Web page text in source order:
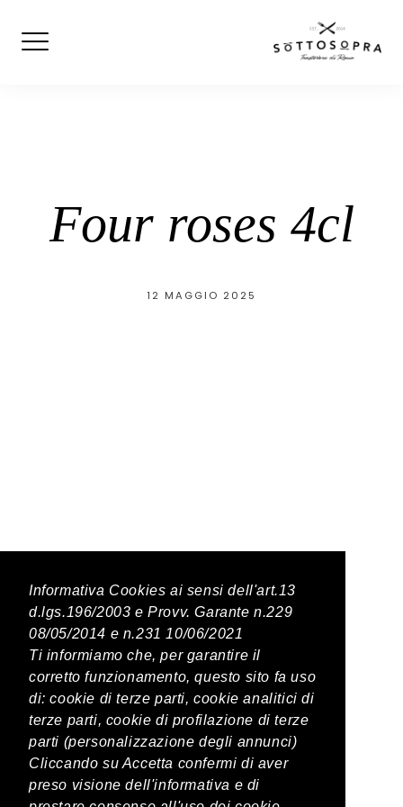
Informativa Cookies ai sensi dell'art.13
d.lgs.196/2003 e Provv. Garante n.229
08/05/2014 e n.231 10/06/2021
Ti informiamo che, per garantire il
corretto funzionamento, questo sito fa uso
di: cookie di terze parti, cookie analitici di
terze parti, cookie di profilazione di terze
parti (personalizzazione degli annunci)
Cliccando su Accetta confermi di aver
preso visione dell'informativa e di
Four roses 4cl
12 MAGGIO 2025
PREVIOUS POST
Nikka 4cl
NEXT POST
Hibiki 4cl